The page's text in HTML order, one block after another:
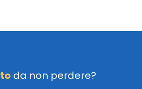
da non perdere?